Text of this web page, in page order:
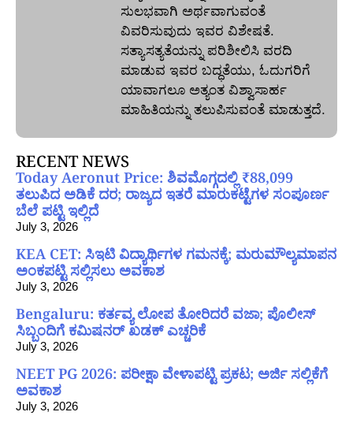
ಸುಲಭವಾಗಿ ಅರ್ಥವಾಗುವಂತೆ
ವಿವರಿಸುವುದು ಇವರ ವಿಶೇಷತೆ.
ಸತ್ಯಾಸತ್ಯತೆಯನ್ನು ಪರಿಶೀಲಿಸಿ ವರದಿ
ಮಾಡುವ ಇವರ ಬದ್ಧತೆಯು, ಓದುಗರಿಗೆ
ಯಾವಾಗಲೂ ಅತ್ಯಂತ ವಿಶ್ವಾಸಾರ್ಹ
ಮಾಹಿತಿಯನ್ನು ತಲುಪಿಸುವಂತೆ ಮಾಡುತ್ತದೆ.
RECENT NEWS
Today Aeronut Price: ಶಿವಮೊಗ್ಗದಲ್ಲಿ ₹88,099
ತಲುಪಿದ ಅಡಿಕೆ ದರ; ರಾಜ್ಯದ ಇತರೆ ಮಾರುಕಟ್ಟೆಗಳ ಸಂಪೂರ್ಣ
ಬೆಲೆ ಪಟ್ಟಿ ಇಲ್ಲಿದೆ
July 3, 2026
KEA CET: ಸಿಇಟಿ ವಿದ್ಯಾರ್ಥಿಗಳ ಗಮನಕ್ಕೆ; ಮರುಮೌಲ್ಯಮಾಪನ
ಅಂಕಪಟ್ಟಿ ಸಲ್ಲಿಸಲು ಅವಕಾಶ
July 3, 2026
Bengaluru: ಕರ್ತವ್ಯ ಲೋಪ ತೋರಿದರೆ ವಜಾ; ಪೊಲೀಸ್
ಸಿಬ್ಬಂದಿಗೆ ಕಮಿಷನರ್ ಖಡಕ್ ಎಚ್ಚರಿಕೆ
July 3, 2026
NEET PG 2026: ಪರೀಕ್ಷಾ ವೇಳಾಪಟ್ಟಿ ಪ್ರಕಟ; ಅರ್ಜಿ ಸಲ್ಲಿಕೆಗೆ
ಅವಕಾಶ
July 3, 2026